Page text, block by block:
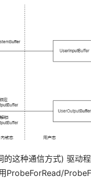
的这种通信方式) 驱动
ProbeForRead/